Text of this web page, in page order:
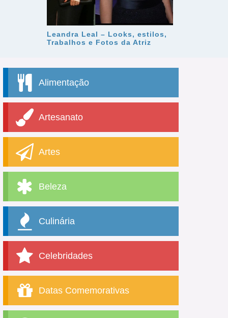
Leandra Leal – Looks, estilos,
Trabalhos e Fotos da Atriz
Alimentação
Artesanato
Artes
Beleza
Culinária
Celebridades
Datas Comemorativas